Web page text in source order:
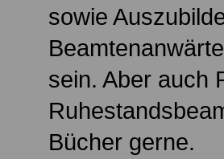
sowie
sein. Aber auch
Bücher gerne.